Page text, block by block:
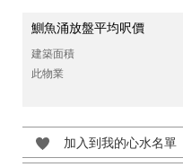
鰂魚涌放盤平均呎價
建築面積
此物業
加入到我的心水名單